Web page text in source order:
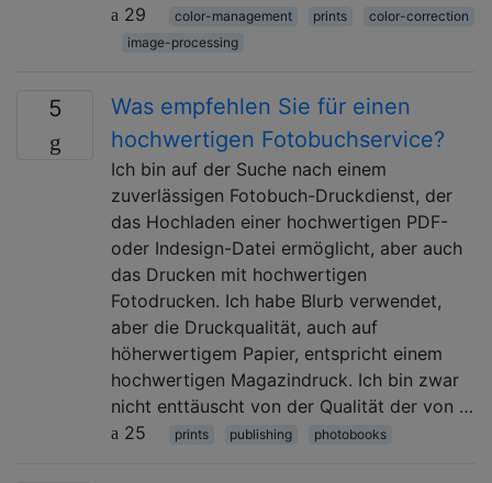
29
color-management prints
color-correction
image-processing
5
Was empfehlen Sie für einen
hochwertigen Fotobuchservice?
Ich bin auf der Suche nach einem
zuverlässigen Fotobuch-Druckdienst, der
das Hochladen einer hochwertigen PDF-
oder Indesign-Datei ermöglicht, aber auch
das Drucken mit hochwertigen
Fotodrucken. Ich habe Blurb verwendet,
aber die Druckqualität, auch auf
höherwertigem Papier, entspricht einem
hochwertigen Magazindruck. Ich bin zwar
nicht enttäuscht von der Qualität der von …
25
prints publishing photobooks